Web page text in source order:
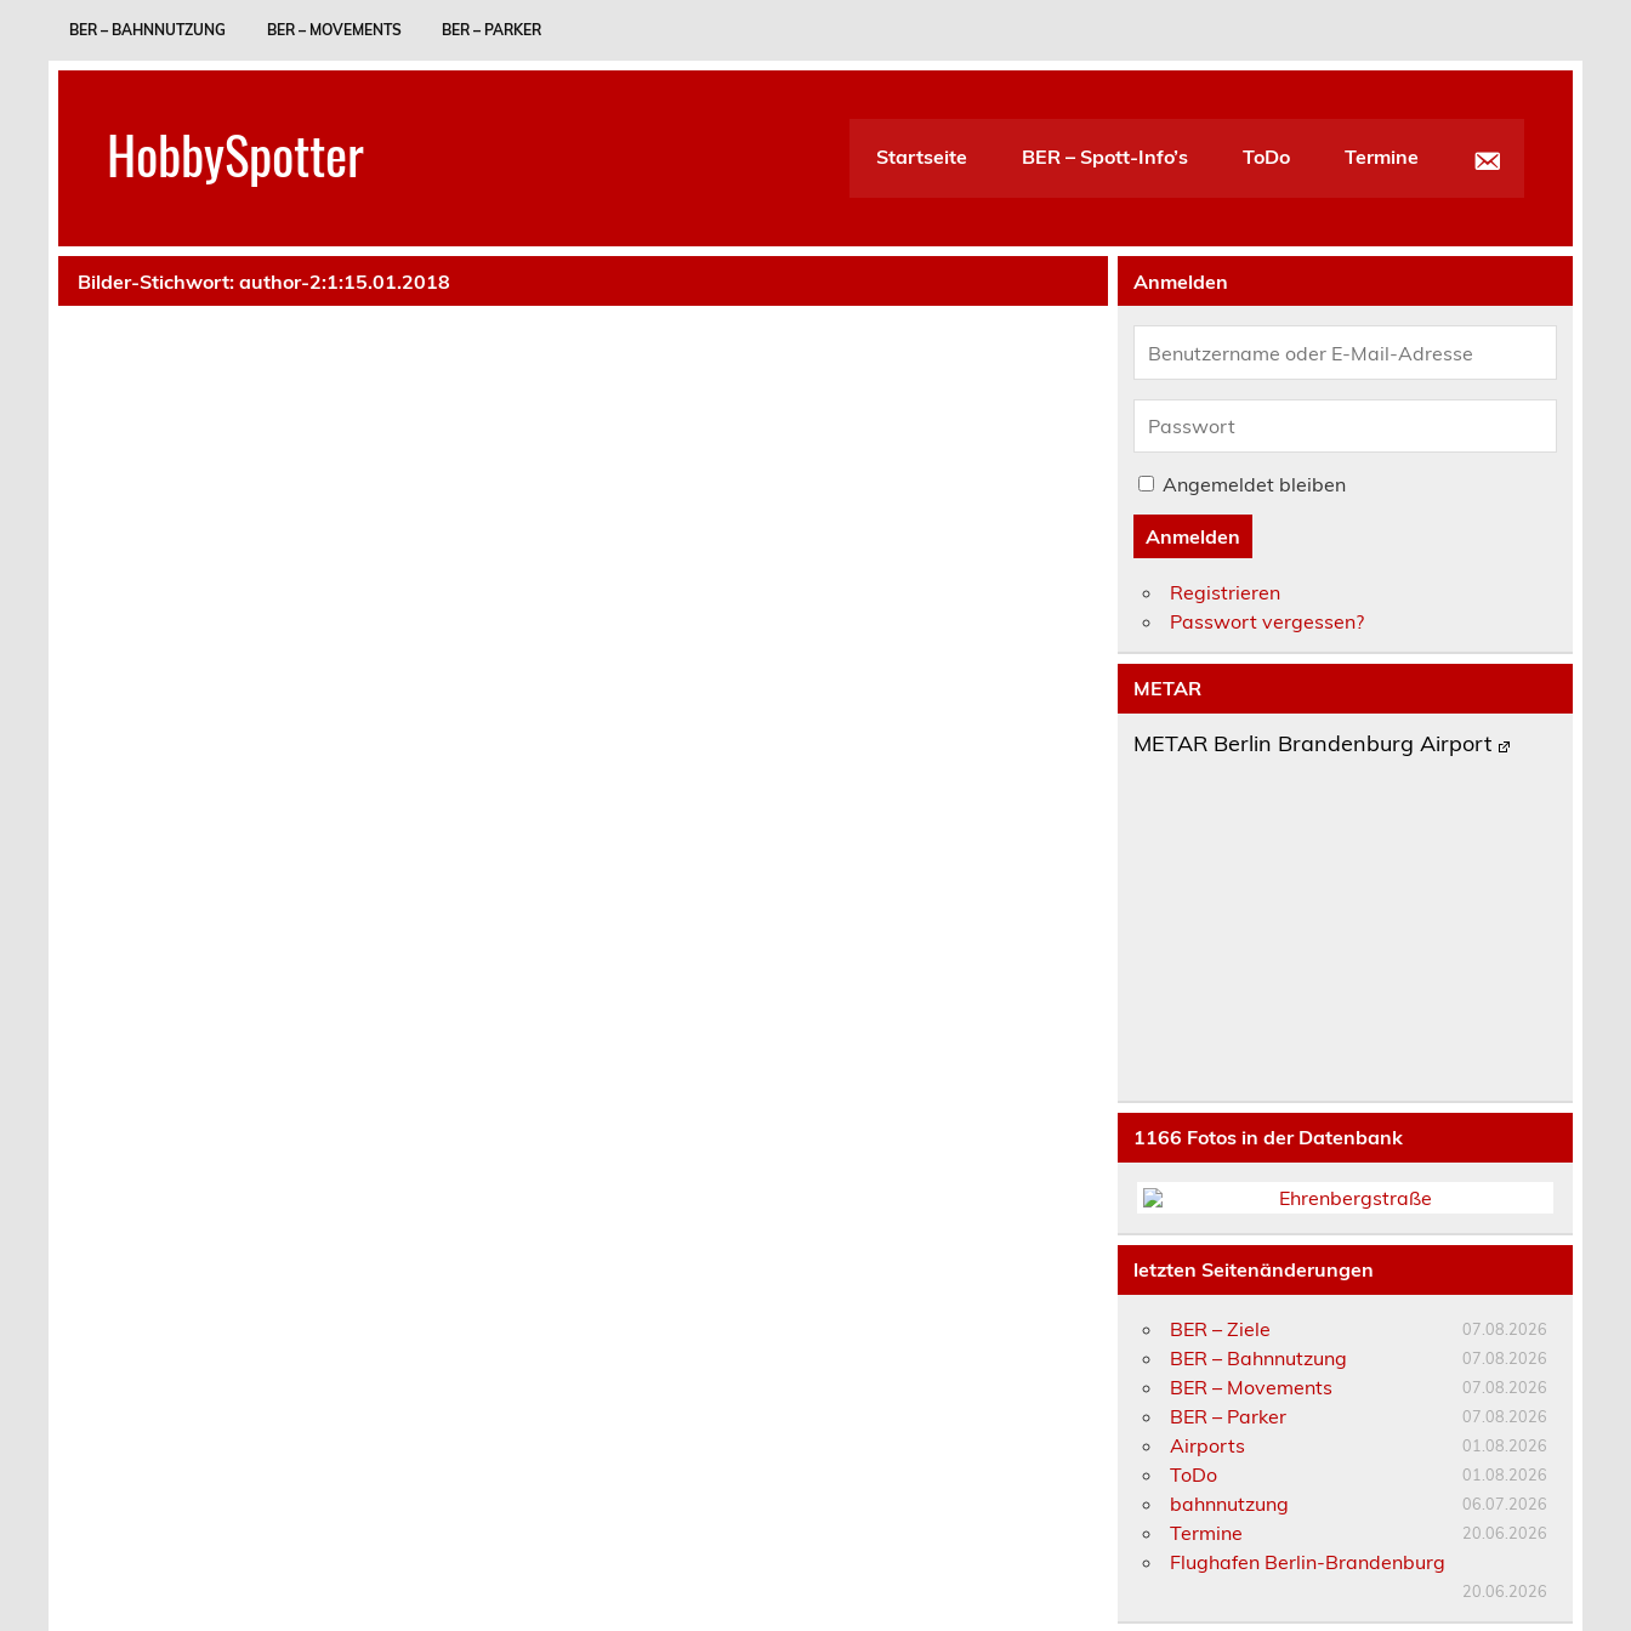
BER – BAHNNUTZUNG BER – MOVEMENTS BER – PARKER
HobbySpotter Startseite BER – Spott-Info’s ToDo Termine
Bilder-Stichwort:author-2:1:15.01.2018 Anmelden
Angemeldet bleiben
Anmelden
Registrieren
Passwort vergessen?
METAR
METAR Berlin Brandenburg Airport
1166 Fotos in der Datenbank
letzten Seitenänderungen
BER – Ziele 07.08.2026
BER – Bahnnutzung 07.08.2026
BER – Movements 07.08.2026
BER – Parker 07.08.2026
Airports 01.08.2026
ToDo 01.08.2026
bahnnutzung 06.07.2026
Termine 20.06.2026
Flughafen Berlin-Brandenburg
20.06.2026